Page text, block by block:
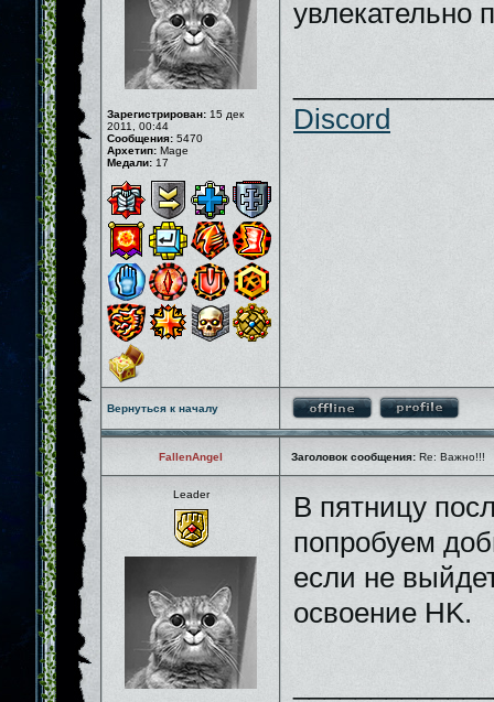
Зарегистрирован: 15 дек
2011, 00:44
Сообщения: 5470
Архетип: Mage
Медали: 17
увлекательно
Discord
Вернуться к началу
FallenAngel Заголовок сообщения: Re: Важно!!!
Leader
В пятницу
попробуем
если не
освоение HK.